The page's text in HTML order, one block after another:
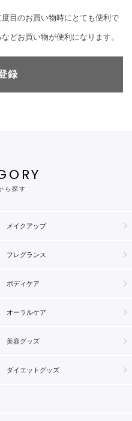
目のお買い物時にとても便利で
どお買い物が便利になります。
録
ら探す
メイクアップ
フレグランス
ボディケア
オーラルケア
美容グッズ
ダイエットグッズ